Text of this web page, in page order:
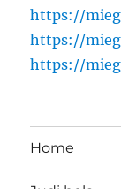
https://
https://
https://
Home